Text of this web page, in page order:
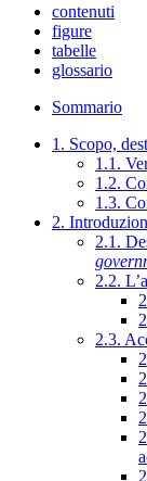
contenuti
figure
tabelle
glossario
Sommario
1. Scopo,
1.1.
1.2.
1.3.
2.
2.1.
2.2.
2.3.